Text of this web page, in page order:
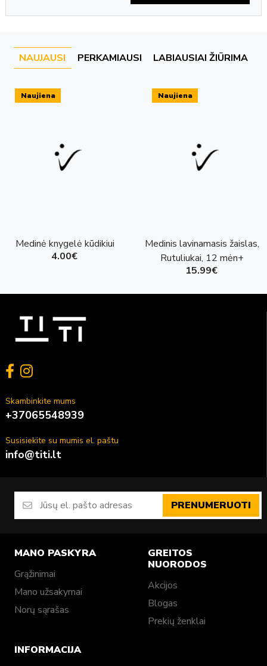
NAUJAUSI PERKAMIAUSI LABIAUSIAI ŽIŪRIMA
Naujiena
Medinė knygelė kūdikiui
4.00€
Naujiena
Medinis lavinamasis žaislas,
Rutuliukai, 12 mėn+
15.99€
Skambinkite mums
+37065548939
Susisiekite su mumis el. paštu
info@titi.lt
PRENUMERUOTI
MANO PASKYRA
Grąžinimai
Mano užsakymai
Norų sąrašas
GREITOS
NUORODOS
Akcijos
Blogas
Prekių ženklai
INFORMACIJA